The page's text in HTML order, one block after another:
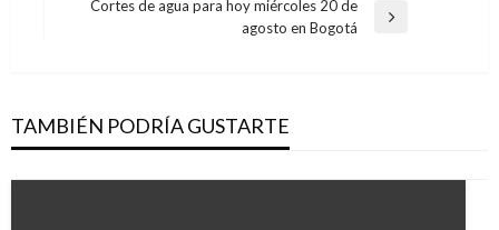
anteriorCortes de agua para hoy miércoles 20 de
agosto en Bogotá
TAMBIÉN PODRÍA GUSTARTE